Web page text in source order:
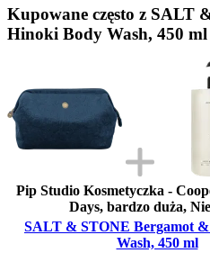
Kupowane często z SALT
Hinoki Body Wash, 450 ml
Pip Studio Kosmetyczka -
Days, bardzo duża,
SALT & STONE Bergamot
Wash, 450 ml